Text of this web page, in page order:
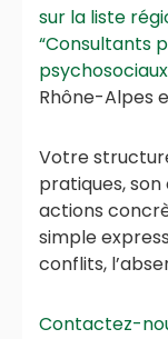
sur la liste
“Consultants
psychosociaux
Rhône-Alpes
Votre
pratiques,
actions
simple
conflits,
Contactez-